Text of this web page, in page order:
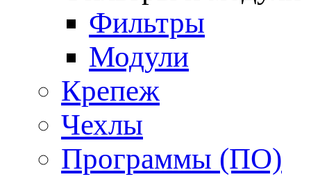
Фильтры
Модули
Крепеж
Чехлы
Программы (ПО)